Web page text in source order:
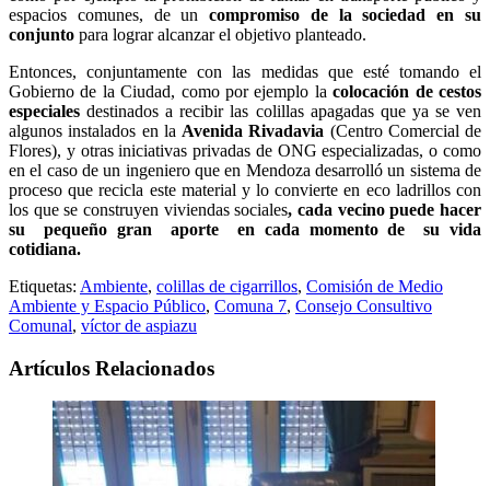
espacios comunes, de un compromiso de la sociedad en su
conjunto para lograr alcanzar el objetivo planteado.
Entonces, conjuntamente con las medidas que esté tomando el
Gobierno de la Ciudad, como por ejemplo la colocación de cestos
especiales destinados a recibir las colillas apagadas que ya se ven
algunos instalados en la Avenida Rivadavia (Centro Comercial de
Flores), y otras iniciativas privadas de ONG especializadas, o como
en el caso de un ingeniero que en Mendoza desarrolló un sistema de
proceso que recicla este material y lo convierte en eco ladrillos con
los que se construyen viviendas sociales, cada vecino puede hacer
su pequeño gran aporte en cada momento de su vida
cotidiana.
Etiquetas: Ambiente, colillas de cigarrillos, Comisión de Medio
Ambiente y Espacio Público, Comuna 7, Consejo Consultivo
Comunal, víctor de aspiazu
Artículos Relacionados